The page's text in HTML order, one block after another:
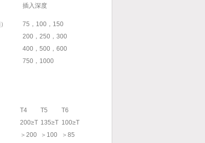
插入深度
75，100，150
200，250，300
400，500，600
750，1000
T4 T5 T6
200≥T
＞200
135≥T
＞100
100≥T
＞85